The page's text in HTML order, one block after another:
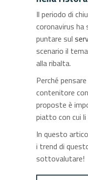
Il periodo di
coronavirus
puntare sul
scenario il
alla ribalta.
Perché
contenitore
proposte è
piatto con cui
In questo
i trend di
sottovalutare!